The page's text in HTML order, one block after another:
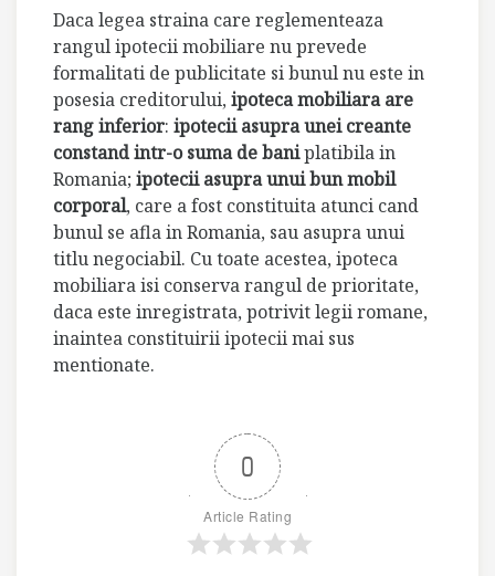
Daca legea straina care reglementeaza
rangul ipotecii mobiliare nu prevede
formalitati de publicitate si bunul nu este in
posesia creditorului,ipoteca mobiliara are
rang inferior: ipotecii asupra unei creante
constand intr-o suma de baniplatibila in
Romania; ipotecii asupra unui bun mobil
corporal, care a fost constituita atunci cand
bunul se afla in Romania, sau asupra unui
titlu negociabil. Cu toate acestea, ipoteca
mobiliara isi conserva rangul de prioritate,
daca este inregistrata, potrivit legii romane,
inaintea constituirii ipotecii mai sus
mentionate.
0
Article Rating